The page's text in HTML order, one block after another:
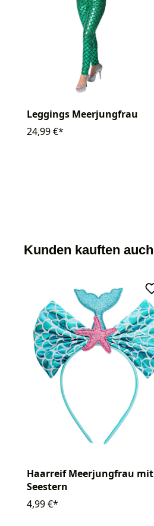
Leggings Meerjungfrau
24,99 €*
Kunden kauften auch
Haarreif Meerjungfrau mit
Seestern
4,99 €*